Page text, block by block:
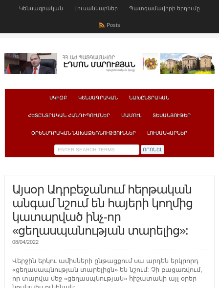
Կենսագրական Լուսանկարներ Պատգամավորի երդումը
Posts
ՍԿԻԶԲ ԿԵՆՍԱԳՐԱԿԱՆ ՆԱԽԸՆՏՐԱԿԱՆ
ՀԵՏԸՆՏՐԱԿԱՆ ՀԱՆԴԻՊՈՒՄՆԵՐ ՄԱՄՈՒԼ ՏԵՍԱՆՅՈՒԹԵՐ
ՕՐԵՆՍԴՐԱԿԱՆ ՆԱԽԱՁԵՌՆՈՒԹՅՈՒՆՆԵՐ ԼՈՒՍԱՆԿԱՐՆԵՐ
Այսօր Ադրբեջանում հերթական
անգամ նշում են հայերի կողմից
կատարված ինչ-որ
«ցեղասպանության տարելից»:
08/04/2022
Վերջին երկու ամիսների ընթացքում սա արդեն երկրորդ
«ցեղասապնության տարելիցն» են նշում: Չի բացառվում,
որ տարվա մեջ «ցեղասպնության» հիշատակի այլ օրեր